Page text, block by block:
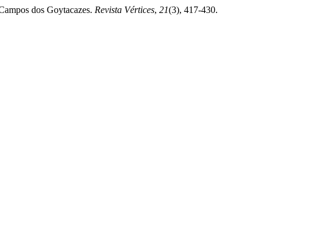
dos Goytacazes. Revista Vértices, 21(3), 417-430.